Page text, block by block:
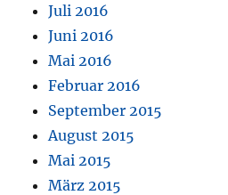
Juli 2016
Juni 2016
Mai 2016
Februar 2016
September 2015
August 2015
Mai 2015
März 2015